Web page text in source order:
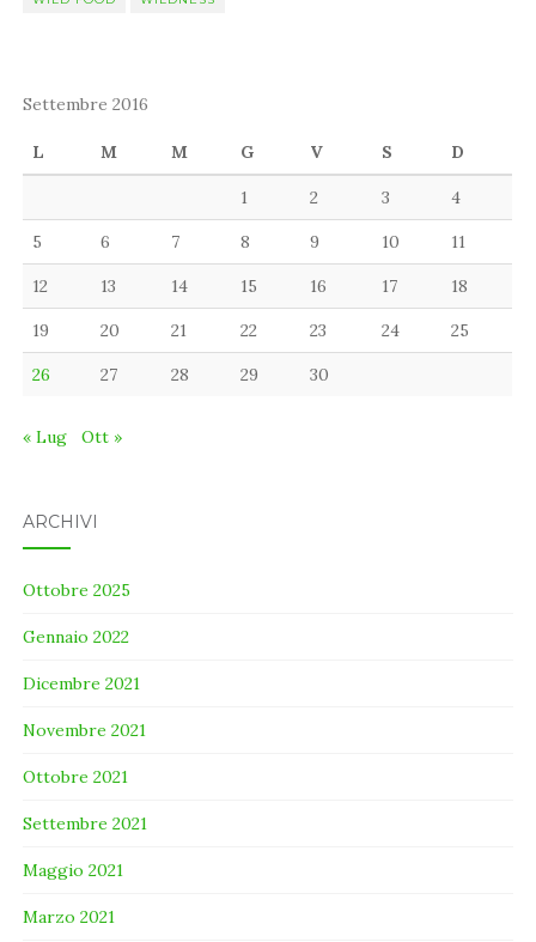
Settembre 2016
L M M G V S D
1 2 3 4
5 6 7 8 9 10 11
12 13 14 15 16 17 18
19 20 21 22 23 24 25
26 27 28 29 30
« Lug Ott »
ARCHIVI
Ottobre 2025
Gennaio 2022
Dicembre 2021
Novembre 2021
Ottobre 2021
Settembre 2021
Maggio 2021
Marzo 2021